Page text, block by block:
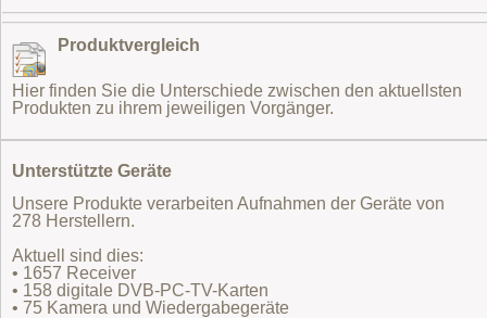
Produktvergleich
Hier finden Sie die Unterschiede zwischen den aktuellsten
Produkten zu ihrem jeweiligen Vorgänger.
Unterstützte Geräte
Unsere Produkte verarbeiten Aufnahmen der Geräte von
278 Herstellern.
Aktuell sind dies:
• 1657 Receiver
• 158 digitale DVB-PC-TV-Karten
• 75 Kamera und Wiedergabegeräte